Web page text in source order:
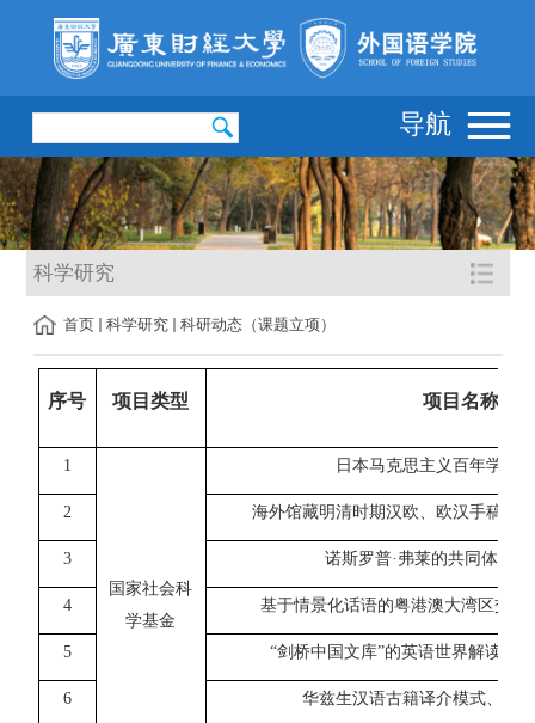
导航
科学研究
首页 科学研究 科研动态（课题立项）
序号 项目类型 项目名称
1
国家社会科
学基金
日本马克思主义百年学术
2 海外馆藏明清时期汉欧、欧汉手稿词
3 诺斯罗普·弗莱的共同体想
4 基于情景化话语的粤港澳大湾区交叉
5 “剑桥中国文库”的英语世界解读与
6 华兹生汉语古籍译介模式、传